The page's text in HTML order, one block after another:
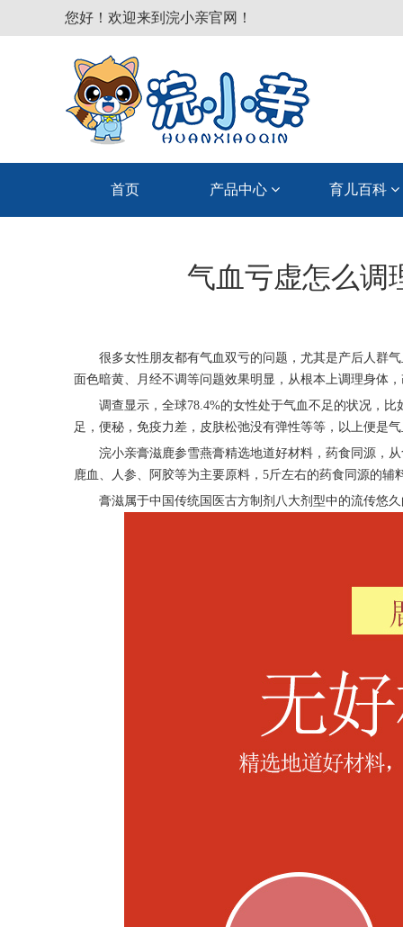
您好！欢迎来到浣小亲官网！
首页 产品中心 育儿百科
气血亏虚怎么调
很多女性朋友都有气血双亏的问题，尤其是产后人群
面色暗黄、月经不调等问题效果明显，从根本上调理身体，
调查显示，全球78.4%的女性处于气血不足的状况，
足，便秘，免疫力差，皮肤松弛没有弹性等等，以上便是
浣小亲膏滋鹿参雪燕膏精选地道好材料，药食同源，
鹿血、人参、阿胶等为主要原料， 5斤左右的药食同源的辅
膏滋属于中国传统国医古方制剂八大剂型中的流传悠久